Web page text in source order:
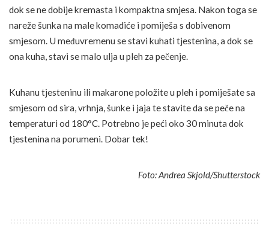
dok se ne dobije kremasta i kompaktna smjesa. Nakon toga se
nareže šunka na male komadiće i pomiješa s dobivenom
smjesom. U međuvremenu se stavi kuhati tjestenina, a dok se
ona kuha, stavi se malo ulja u pleh za pečenje.
Kuhanu tjesteninu ili makarone položite u pleh i pomiješate sa
smjesom od sira, vrhnja, šunke i jaja te stavite da se peče na
temperaturi od 180°C. Potrebno je peći oko 30 minuta dok
tjestenina na porumeni. Dobar tek!
Foto: Andrea Skjold/Shutterstock